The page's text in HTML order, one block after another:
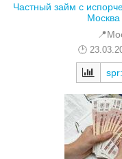
Частный займ с